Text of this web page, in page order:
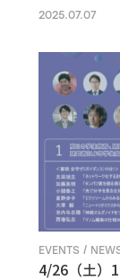
2025.07.07
EVENTS /
4/26（土）